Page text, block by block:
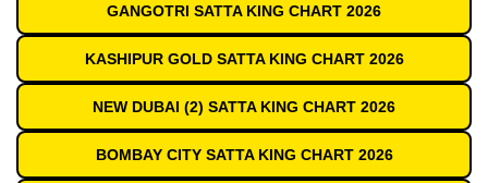
GANGOTRI SATTA KING CHART 2026
KASHIPUR GOLD SATTA KING CHART 2026
NEW DUBAI (2) SATTA KING CHART 2026
BOMBAY CITY SATTA KING CHART 2026